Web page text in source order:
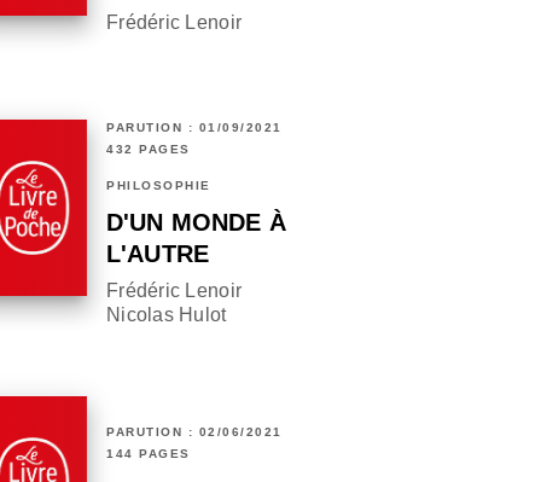
Frédéric Lenoir
PARUTION : 01/09/2021
432 PAGES
PHILOSOPHIE
D'UN MONDE À
L'AUTRE
Frédéric Lenoir
Nicolas Hulot
PARUTION : 02/06/2021
144 PAGES